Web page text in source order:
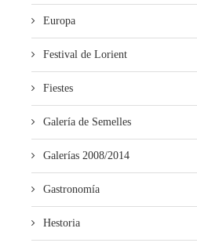
Europa
Festival de Lorient
Fiestes
Galería de Semelles
Galerías 2008/2014
Gastronomía
Hestoria